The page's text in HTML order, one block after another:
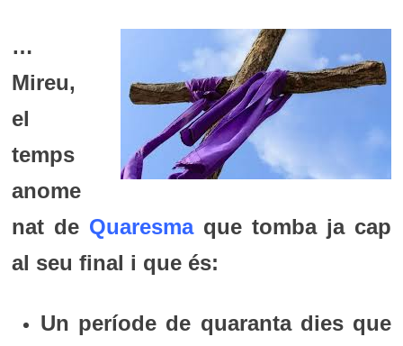
…
Mireu,
el
temps
anome
nat de Quaresmaque tomba ja cap
al seu final i que és:
Un període de quaranta dies que